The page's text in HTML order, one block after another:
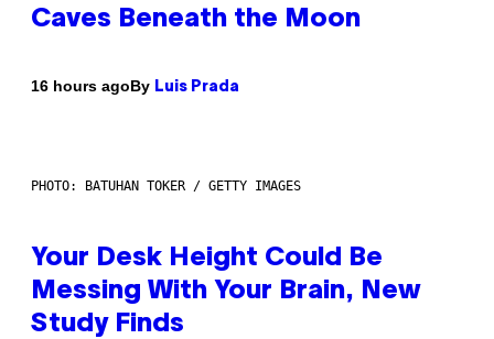
Caves Beneath the Moon
16 hours agoBy Luis Prada
PHOTO: BATUHAN TOKER / GETTY IMAGES
Your Desk Height Could Be
Messing With Your Brain, New
Study Finds